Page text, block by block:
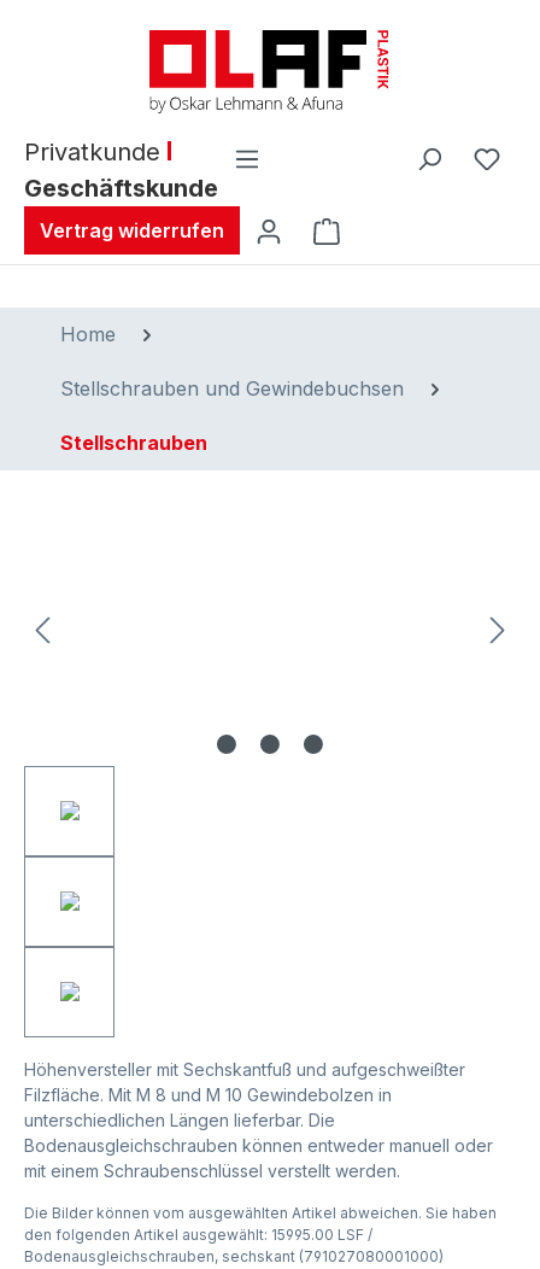
Privatkunde
Geschäftskunde
Vertrag widerrufen Warenkorb enthält
Home
Stellschrauben und Gewindebuchsen
Stellschrauben
Höhenversteller mit Sechskantfuß und aufgeschweißter
Filzfläche. Mit M 8 und M 10 Gewindebolzen in
unterschiedlichen Längen lieferbar. Die
Bodenausgleichschrauben können entweder manuell oder
mit einem Schraubenschlüssel verstellt werden.
Die Bilder können vom ausgewählten Artikel abweichen. Sie haben
den folgenden Artikel ausgewählt: 15995.00 LSF /
Bodenausgleichschrauben, sechskant (791027080001000)